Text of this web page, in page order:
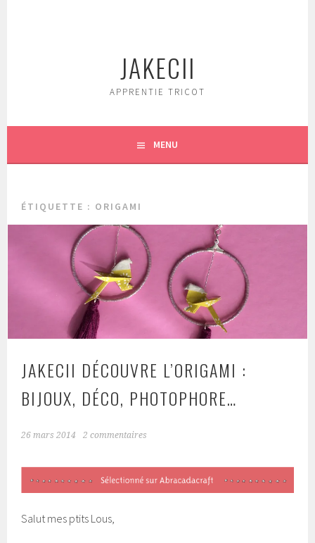
JAKECII
APPRENTIE TRICOT
MENU
ÉTIQUETTE : ORIGAMI
JAKECII DÉCOUVRE L’ORIGAMI :
BIJOUX, DÉCO, PHOTOPHORE…
26 mars 2014 2 commentaires
Salut mes ptits Lous,